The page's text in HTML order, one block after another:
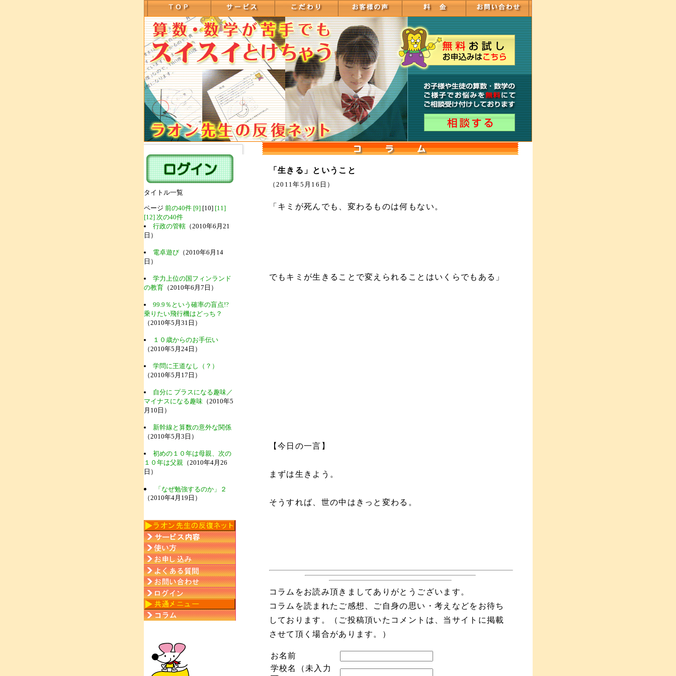
タイトル一覧
ページ 前の40件 [9][10] [11]
[12] 次の40件
行政の管轄（2010年6月21
日）
電卓遊び（2010年6月14
日）
学力上位の国フィンランド
の教育（2010年6月7日）
99.9％という確率の盲点!?
乗りたい飛行機はどっち？
（2010年5月31日）
１０歳からのお手伝い
（2010年5月24日）
学問に王道なし（？）
（2010年5月17日）
自分に プラスになる趣味／
マイナスになる趣味（2010年5
月10日）
新幹線と算数の意外な関係
（2010年5月3日）
初めの１０年は母親、次の
１０年は父親（2010年4月26
日）
「なぜ勉強するのか」２
（2010年4月19日）
「生きる」ということ
（2011年5月16日）
「キミが死んでも、変わるものは何もない。
でもキミが生きることで変えられることはいくらでもある」
【今日の一言】
まずは生きよう。
そうすれば、世の中はきっと変わる。
コラムをお読み頂きましてありがとうございます。
コラムを読まれたご感想、ご自身の思い・考えなどをお待ち
しております。（ご投稿頂いたコメントは、当サイトに掲載
させて頂く場合があります。）
お名前
学校名（未入力